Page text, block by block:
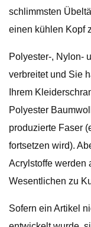
schlimmsten
einen kühlen Kopf
Polyester-, Nylon-
verbreitet und Sie
Ihrem
Polyester
produzierte Faser
fortsetzen wird).
Acrylstoffe werden
Wesentlichen zu
Sofern ein Artikel